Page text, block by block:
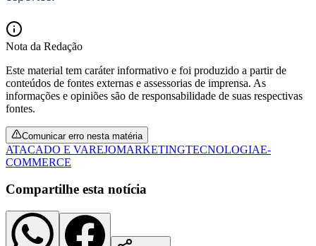
Nota da Redação
Este material tem caráter informativo e foi produzido a partir de
conteúdos de fontes externas e assessorias de imprensa. As
informações e opiniões são de responsabilidade de suas respectivas
fontes.
Comunicar erro nesta matéria
ATACADO E VAREJOMARKETINGTECNOLOGIAE-
COMMERCE
Compartilhe esta notícia